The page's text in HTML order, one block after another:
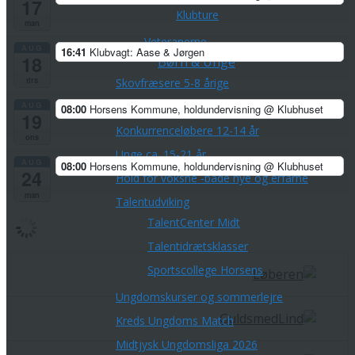
Klubture
Veteranerne
Børn & Unge
Skovfræsere 5-8 årige
Stifindere 9-11 år
Konkurrenceløbere 12-14 år
Unge ca. 15-21 år
Hold for voksne -både nye og erfarne
Talentudviking
TalentCenter Midt
Talentidrætsklasser
Sportscollege Horsens
Ungdomskurser og sommerlejre
Kreds Ungdoms Match
Midtjysk Ungdomsliga 2026
16:41 Klubvagt: Aase & Jørgen
08:00 Horsens Kommune, holdundervisning @ Klubhuset
08:00 Horsens Kommune, holdundervisning @ Klubhuset